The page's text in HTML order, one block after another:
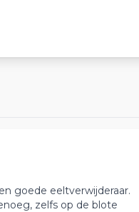
goede eeltverwijderaar.
zelfs op de blote